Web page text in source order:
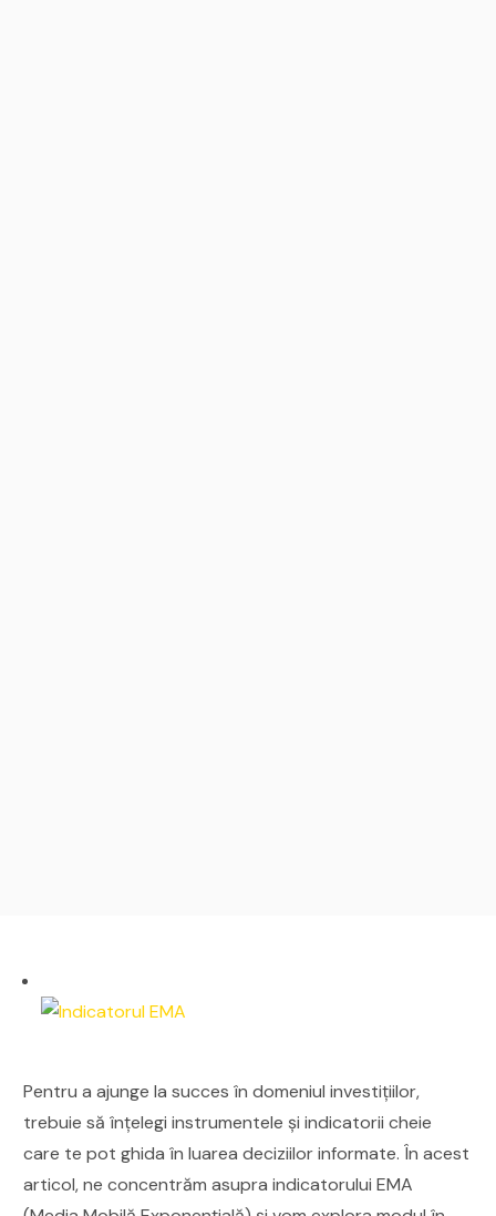
Pentru a ajunge la succes în domeniul investițiilor,
trebuie să înțelegi instrumentele și indicatorii cheie
care te pot ghida în luarea deciziilor informate. În acest
articol, ne concentrăm asupra indicatorului EMA